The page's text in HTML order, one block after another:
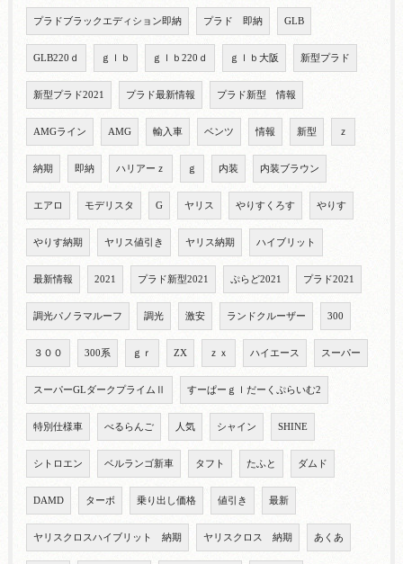
プラドブラックエディション即納 プラド 即納 GLB
GLB220ｄ ｇｌｂ ｇｌｂ220ｄ ｇｌｂ大阪 新型プラド
新型プラド2021 プラド最新情報 プラド新型 情報
AMGライン AMG 輸入車 ベンツ 情報 新型 ｚ
納期 即納 ハリアーｚ ｇ 内装 内装ブラウン
エアロ モデリスタ G ヤリス やりすくろす やりす
やりす納期 ヤリス値引き ヤリス納期 ハイブリット
最新情報 2021 プラド新型2021 ぷらど2021 プラド2021
調光パノラマルーフ 調光 激安 ランドクルーザー 300
３００ 300系 ｇｒ ZX ｚｘ ハイエース スーパー
スーパーGLダークプライムⅡ すーぱーｇｌだーくぷらいむ2
特別仕様車 べるらんご 人気 シャイン SHINE
シトロエン ベルランゴ新車 タフト たふと ダムド
DAMD ターボ 乗り出し価格 値引き 最新
ヤリスクロスハイブリット 納期 ヤリスクロス 納期 あくあ